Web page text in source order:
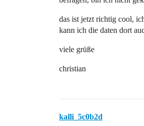
das ist jetzt richtig cool,
kann ich die daten dort
viele grüße
christian
kalli_5c0b2d